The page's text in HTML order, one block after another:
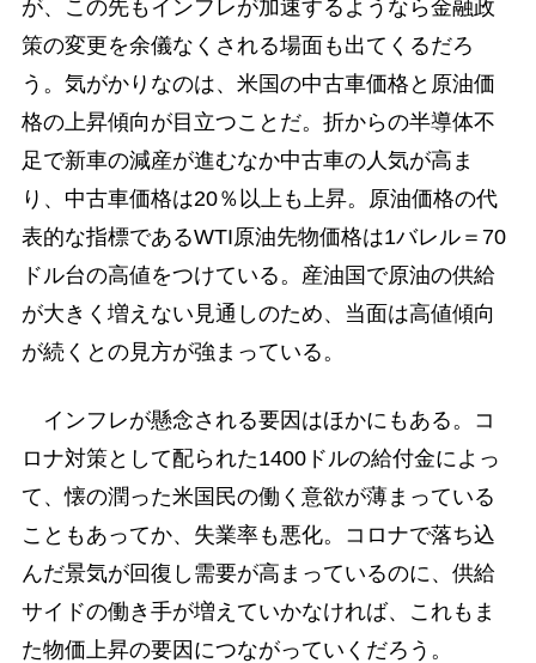
が、この先もインフレが加速するようなら金融政
策の変更を余儀なくされる場面も出てくるだろ
う。気がかりなのは、米国の中古車価格と原油価
格の上昇傾向が目立つことだ。折からの半導体不
足で新車の減産が進むなか中古車の人気が高ま
り、中古車価格は20％以上も上昇。原油価格の代
表的な指標であるWTI原油先物価格は1バレル＝70
ドル台の高値をつけている。産油国で原油の供給
が大きく増えない見通しのため、当面は高値傾向
が続くとの見方が強まっている。
インフレが懸念される要因はほかにもある。コ
ロナ対策として配られた1400ドルの給付金によっ
て、懐の潤った米国民の働く意欲が薄まっている
こともあってか、失業率も悪化。コロナで落ち込
んだ景気が回復し需要が高まっているのに、供給
サイドの働き手が増えていかなければ、これもま
た物価上昇の要因につながっていくだろう。